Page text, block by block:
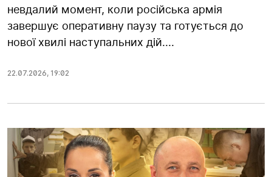
невдалий момент, коли російська армія
завершує оперативну паузу та готується до
нової хвилі наступальних дій....
22.07.2026, 19:02